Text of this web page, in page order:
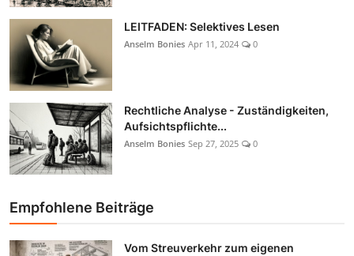
LEITFADEN: Selektives Lesen
Anselm Bonies Apr 11, 2024 0
Rechtliche Analyse - Zuständigkeiten,
Aufsichtspflichte...
Anselm Bonies Sep 27, 2025 0
Empfohlene Beiträge
Vom Streuverkehr zum eigenen